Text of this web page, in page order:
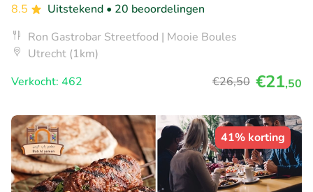
8.5
Uitstekend • 20 beoordelingen
Ron Gastrobar Streetfood | Mooie Boules
Utrecht (1km)
Verkocht: 462
€26,50 €21,50
41% korting